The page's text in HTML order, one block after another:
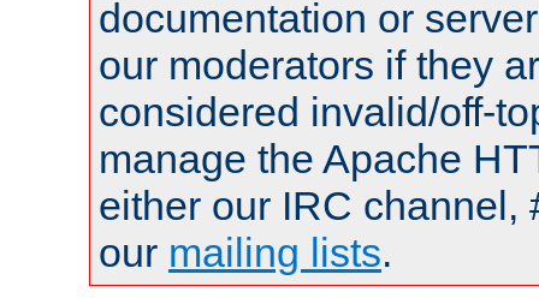
documentation or
our moderators if they
considered invalid/off-
manage the Apache
either our IRC channel,
our mailing lists.